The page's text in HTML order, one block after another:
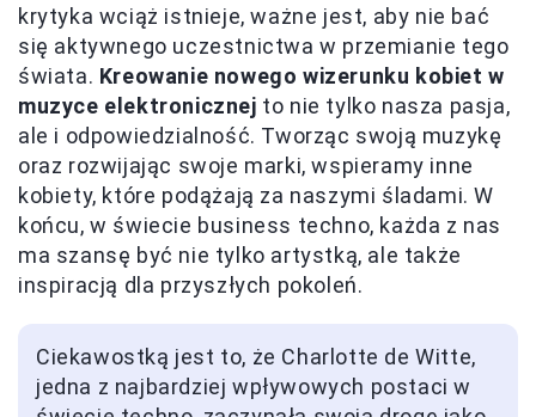
krytyka wciąż istnieje, ważne jest, aby nie bać
się aktywnego uczestnictwa w przemianie tego
świata. Kreowanie nowego wizerunku kobiet w
muzyce elektronicznej to nie tylko nasza pasja,
ale i odpowiedzialność. Tworząc swoją muzykę
oraz rozwijając swoje marki, wspieramy inne
kobiety, które podążają za naszymi śladami. W
końcu, w świecie business techno, każda z nas
ma szansę być nie tylko artystką, ale także
inspiracją dla przyszłych pokoleń.
Ciekawostką jest to, że Charlotte de Witte,
jedna z najbardziej wpływowych postaci w